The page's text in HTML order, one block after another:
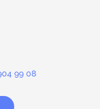
99 08